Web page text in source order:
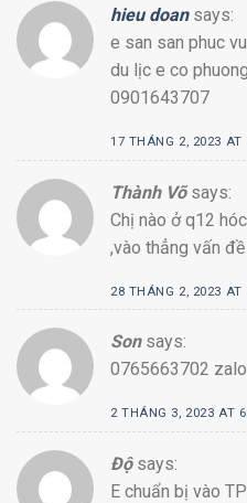
hieu doan says:
e san san phuc
du lịc e co
0901643707
17 THÁNG 2, 2023 AT
Thành Võ says:
Chị nào ở q12
,vào thẳng vấn
28 THÁNG 2, 2023 AT
Son says:
0765663702
2 THÁNG 3, 2023 AT
Độ says:
E chuẩn bị vào